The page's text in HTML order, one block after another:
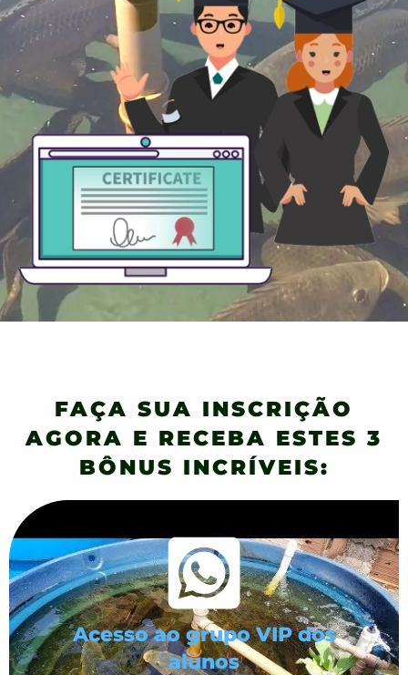
FAÇA SUA INSCRIÇÃO
AGORA E RECEBA ESTES 3
BÔNUS INCRÍVEIS:
Acesso ao grupo VIP dos
alunos